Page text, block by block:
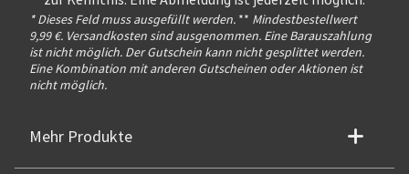
* Dieses Feld muss ausgefüllt werden. ** Mindestbestellwert
9,99 €. Versandkosten sind ausgenommen. Eine Barauszahlung
ist nicht möglich. Der Gutschein kann nicht gesplittet werden.
Eine Kombination mit anderen Gutscheinen oder Aktionen ist
nicht möglich.
Mehr Produkte